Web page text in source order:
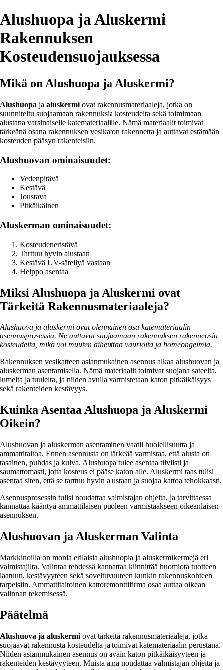
Alushuopa ja Aluskermi
Rakennuksen
Kosteudensuojauksessa
Mikä on Alushuopa ja Aluskermi?
Alushuopa ja aluskermi ovat rakennusmateriaaleja, jotka on
suunniteltu suojaamaan rakennuksia kosteudelta sekä toimimaan
alustana varsinaiselle katemateriaalille. Nämä materiaalit toimivat
tärkeänä osana rakennuksen vesikaton rakennetta ja auttavat estämään
kosteuden pääsyn rakenteisiin.
Alushuovan ominaisuudet:
Vedenpitävä
Kestävä
Joustava
Pitkäikäinen
Aluskerman ominaisuudet:
Kosteudeneristävä
Tarttuu hyvin alustaan
Kestävä UV-säteilyä vastaan
Helppo asentaa
Miksi Alushuopa ja Aluskermi ovat
Tärkeitä Rakennusmateriaaleja?
Alushuova ja aluskermi ovat olennainen osa katemateriaalin
asennusprosessia. Ne auttavat suojaamaan rakennuksen rakenneosia
kosteudelta, mikä voi muuten aiheuttaa vaurioita ja homeongelmia.
Rakennuksen vesikatteen asianmukainen asennus alkaa alushuovan ja
aluskerman asentamisella. Nämä materiaalit toimivat suojana sateelta,
lumelta ja tuulelta, ja niiden avulla varmistetaan katon pitkäikäisyys
sekä rakenteiden kestävyys.
Kuinka Asentaa Alushuopa ja Aluskermi
Oikein?
Alushuovan ja aluskerman asentaminen vaatii huolellisuutta ja
ammattitaitoa. Ennen asennusta on tärkeää varmistaa, että alusta on
tasainen, puhdas ja kuiva. Alushuopa tulee asentaa tiiviisti ja
saumattomasti, jotta kosteus ei pääse katon alle. Aluskermi taas tulisi
asentaa siten, että se tarttuu hyvin alustaan ja suojaa kattoa tehokkaasti.
Asennusprosessin tulisi noudattaa valmistajan ohjeita, ja tarvittaessa
kannattaa kääntyä ammattilaisen puoleen varmistaakseen oikeanlaisen
asennuksen.
Alushuovan ja Aluskerman Valinta
Markkinoilla on monia erilaisia alushuopia ja aluskermikermejä eri
valmistajilta. Valintaa tehdessä kannattaa kiinnittää huomiota tuotteen
laatuun, kestävyyteen sekä soveltuvuuteen kunkin rakennuskohteen
tarpeisiin. Ammattitaitoinen kattoremonttifirma osaa auttaa oikean
valinnan tekemisessä.
Päätelmä
Alushuova ja aluskermi ovat tärkeitä rakennusmateriaaleja, jotka
suojaavat rakennusta kosteudelta ja toimivat katemateriaalin perustana.
Niiden asianmukainen asennus on avain katon pitkäikäisyyteen ja
rakenteiden kestävyyteen. Muista aina noudattaa valmistajan ohjeita ja